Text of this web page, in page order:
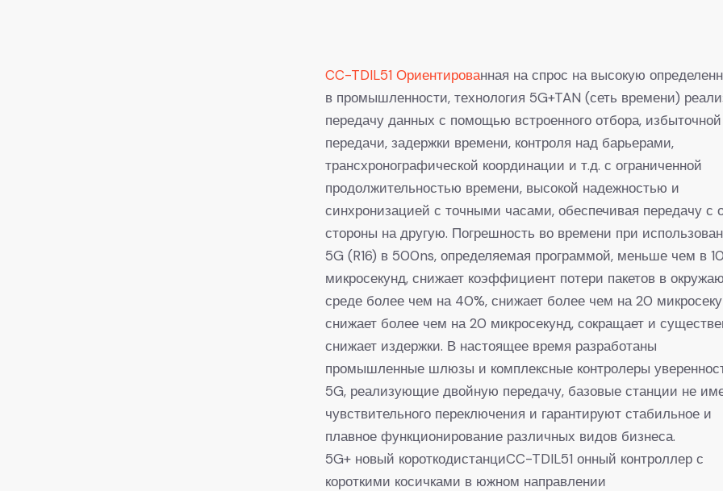
CC-TDIL51 Ориентированная на спрос на высокую
в промышленности, технология 5G+TAN (сеть времени)
передачу данных с помощью встроенного отбора, избыточной
передачи, задержки времени, контроля над барьерами,
трансхронографической координации и т.д. с ограниченной
продолжительностью времени, высокой надежностью и
синхронизацией с точными часами, обеспечивая передачу с
стороны на другую. Погрешность во времени при
5G (R16) в 500ns, определяемая программой, меньше чем в 10
микросекунд, снижает коэффициент потери пакетов в
среде более чем на 40%, снижает более чем на 20
снижает более чем на 20 микросекунд, сокращает и
снижает издержки. В настоящее время разработаны
промышленные шлюзы и комплексные контролеры
5G, реализующие двойную передачу, базовые станции не
чувствительного переключения и гарантируют стабильное и
плавное функционирование различных видов бизнеса.
5G+ новый короткодистанциCC-TDIL51 онный контроллер с
короткими косичками в южном направлении